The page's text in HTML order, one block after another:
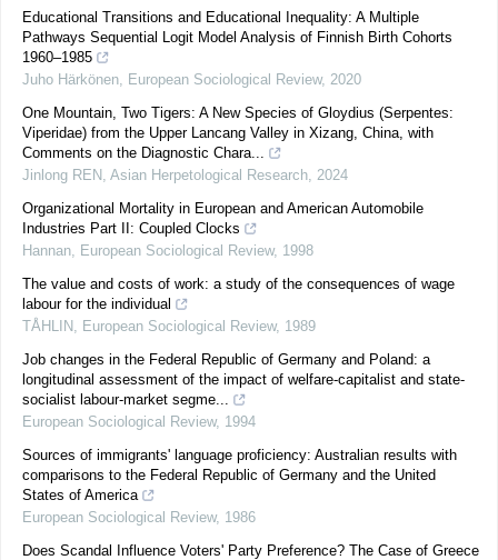
Educational Transitions and Educational Inequality: A Multiple
Pathways Sequential Logit Model Analysis of Finnish Birth Cohorts
1960–1985
Juho Härkönen, European Sociological Review, 2020
One Mountain, Two Tigers: A New Species of Gloydius (Serpentes:
Viperidae) from the Upper Lancang Valley in Xizang, China, with
Comments on the Diagnostic Chara...
Jinlong REN , Asian Herpetological Research, 2024
Organizational Mortality in European and American Automobile
Industries Part II: Coupled Clocks
Hannan, European Sociological Review, 1998
The value and costs of work: a study of the consequences of wage
labour for the individual
TÅHLIN , European Sociological Review, 1989
Job changes in the Federal Republic of Germany and Poland: a
longitudinal assessment of the impact of welfare-capitalist and state-
socialist labour-market segme...
European Sociological Review, 1994
Sources of immigrants' language proficiency: Australian results with
comparisons to the Federal Republic of Germany and the United
States of America
European Sociological Review, 1986
Does Scandal Influence Voters' Party Preference? The Case of Greece